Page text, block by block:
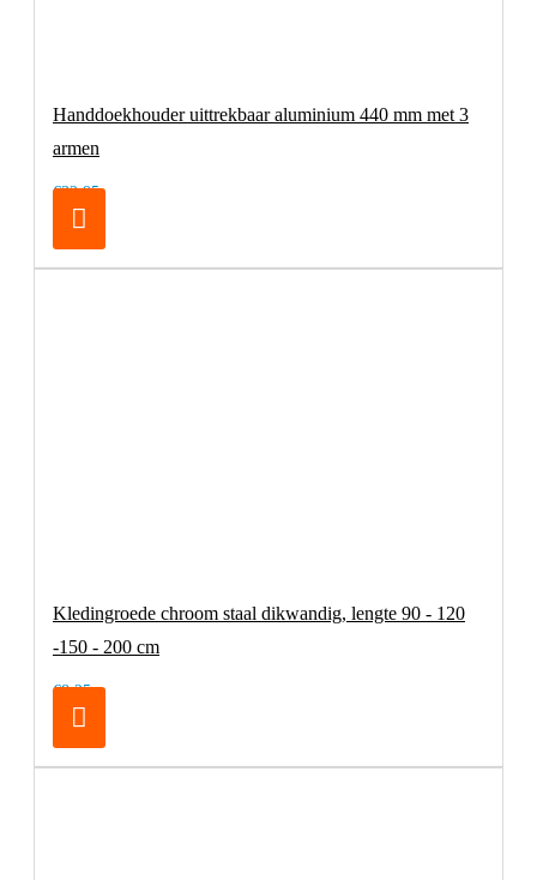
Handdoekhouder uittrekbaar aluminium 440 mm met 3
armen
€32,95
Kledingroede chroom staal dikwandig, lengte 90 - 120
-150 - 200 cm
€8,25